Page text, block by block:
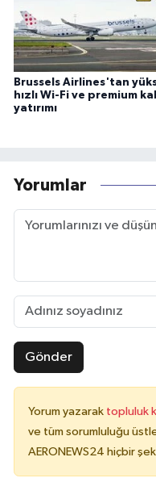
Brussels Airlines'tan
hızlı Wi-Fi ve premium
yatırımı
Yorumlar
Gönder
Yorum yazarak topluluk
ve tüm sorumluluğu
AERONEWS24 hiçbir